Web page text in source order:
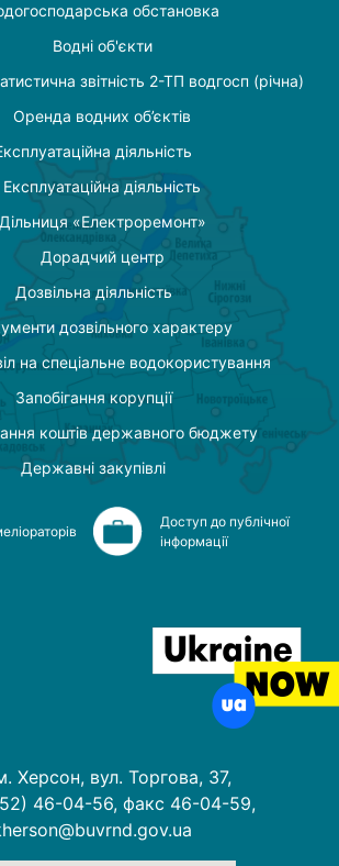
обстановка
Водні об'єкти
звітність 2-ТП водгосп (річна)
Оренда водних об’єктів
діяльність
Експлуатаційна діяльність
Дільниця «Електроремонт»
Дорадчий центр
Дозвільна діяльність
дозвільного характеру
на спеціальне водокористування
Запобігання корупції
коштів державного бюджету
Державні закупівлі
Доступ до публічної
інформації
Херсон, вул. Торгова, 37,
46-04-56, факс 46-04-59,